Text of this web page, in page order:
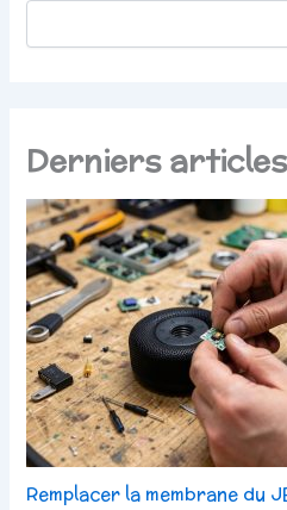
Derniers articles
Remplacer la membrane du